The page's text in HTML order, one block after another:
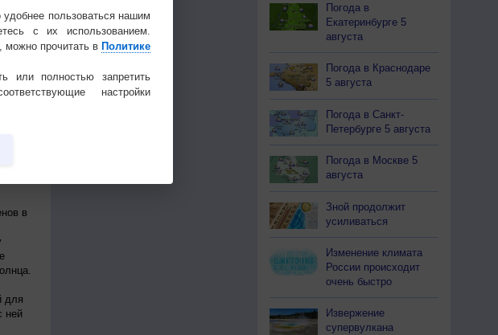
в
для
ней
Погода в
Екатеринбурге 5
августа
Погода в Краснодаре
5 августа
Погода в Санкт-
Петербурге 5 августа
Погода в Москве 5
августа
Зной продолжит
усиливаться
Изменение климата
России происходит
очень быстро
Извержение
супервулкана
пользоваться нашим
с их использованием.
прочитать в Политике
или полностью запретить
настройки